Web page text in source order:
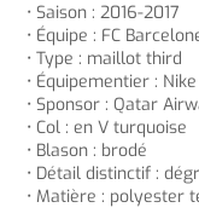
• Saison : 2016-2017
• Équipe : FC
• Type : maillot third
• Équipementier : Nike
• Sponsor : Qatar
• Col : en V turquoise
• Blason : brodé
• Détail distinctif :
• Matière : polyester